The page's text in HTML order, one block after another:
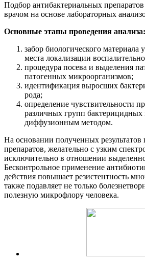
Подбор антибактериальных препаратов
врачом на основе лабораторных
Основные этапы проведения анализа:
забор биологического материала
места локализации
процедура посева и выделения
патогенных микроорганизмов;
идентификация выросших
рода;
определение чувствительности
различных групп бактерицидных
диффузионным методом.
На основании полученных результатов
препаратов, желательно с узким
исключительно в отношении
Бесконтрольное применение
действия повышает резистентность
также подавляет не только
полезную микрофлору человека.